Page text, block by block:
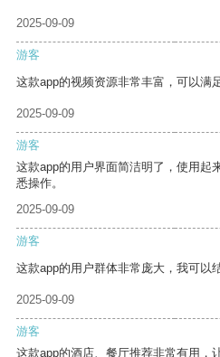
2025-09-09
游客
这款app的视频资源非常丰富，可以满
2025-09-09
游客
这款app的用户界面简洁明了，使用起
悉操作。
2025-09-09
游客
这款app的用户群体非常庞大，我可以
2025-09-09
游客
这款app的酒店、餐厅推荐非常有用，